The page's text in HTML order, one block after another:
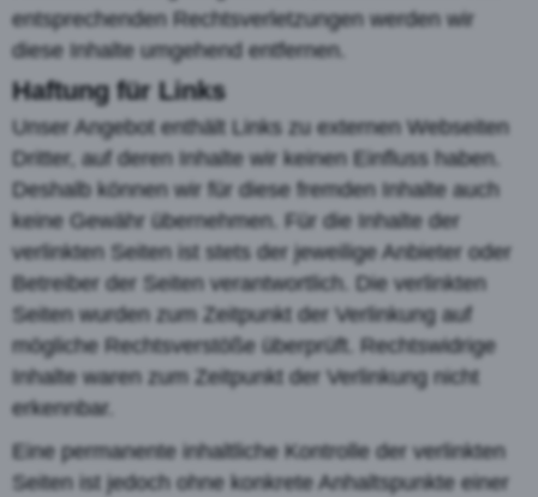
entsprechenden Rechtsverletzungen werden wir
diese Inhalte umgehend entfernen.
Haftung für Links
Unser Angebot enthält Links zu externen Webseiten
Dritter, auf deren Inhalte wir keinen Einfluss haben.
Deshalb können wir für diese fremden Inhalte auch
keine Gewähr übernehmen. Für die Inhalte der
verlinkten Seiten ist stets der jeweilige Anbieter oder
Betreiber der Seiten verantwortlich. Die verlinkten
Seiten wurden zum Zeitpunkt der Verlinkung auf
mögliche Rechtsverstöße überprüft. Rechtswidrige
Inhalte waren zum Zeitpunkt der Verlinkung nicht
erkennbar.
Eine permanente inhaltliche Kontrolle der verlinkten
Seiten ist jedoch ohne konkrete Anhaltspunkte einer